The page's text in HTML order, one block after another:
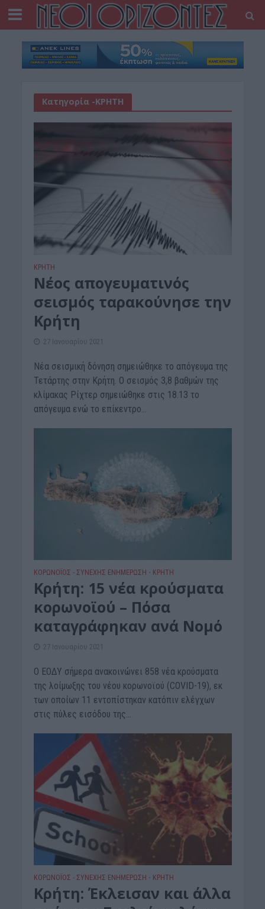
Κατηγορία -ΚΡΗΤΗ
ΚΡΗΤΗ
Νέος απογευματινός
σεισμός ταρακούνησε την
Κρήτη
27 Ιανουαρίου 2021
Νέα σεισμική δόνηση σημειώθηκε το απόγευμα της
Τετάρτης στην Κρήτη. Ο σεισμός 3,8 βαθμών της
κλίμακας Ρίχτερ σημειώθηκε στις 18.13 το
απόγευμα ενώ το επίκεντρο...
ΚΟΡΩΝΟΪΟΣ - ΣΥΝΕΧΗΣ ΕΝΗΜΕΡΩΣΗ • ΚΡΗΤΗ
Κρήτη: 15 νέα κρούσματα
κορωνοϊού – Πόσα
καταγράφηκαν ανά Νομό
27 Ιανουαρίου 2021
Ο ΕΟΔΥ σήμερα ανακοινώνει 858 νέα κρούσματα
της λοίμωξης του νέου κορωνοϊού (COVID-19), εκ
των οποίων 11 εντοπίστηκαν κατόπιν ελέγχων
στις πύλες εισόδου της...
ΚΟΡΩΝΟΪΟΣ - ΣΥΝΕΧΗΣ ΕΝΗΜΕΡΩΣΗ • ΚΡΗΤΗ
Κρήτη: Έκλεισαν και άλλα